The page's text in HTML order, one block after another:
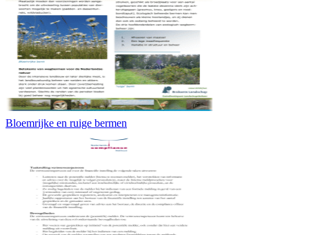
Bloemrijke en ruige bermen